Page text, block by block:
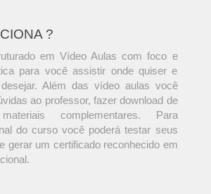
?
em Vídeo Aulas com foco e
para você assistir onde quiser e
Além das vídeo aulas você
ao professor, fazer download de
complementares. Para
do curso você poderá testar seus
gerar um certificado reconhecido em